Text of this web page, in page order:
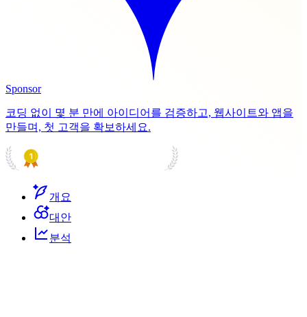
Sponsor
코딩 없이 몇 분 만에 아이디어를 검증하고, 웹사이트와 앱을
만들며, 첫 고객을 확보하세요.
개요
대안
분석